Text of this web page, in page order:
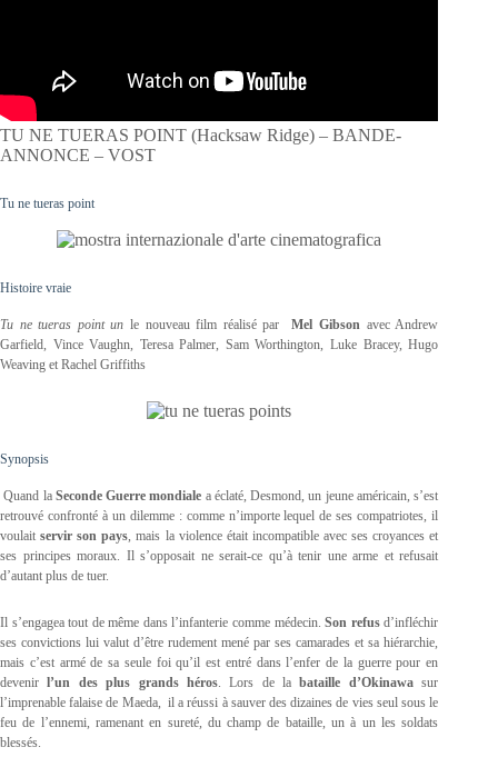
TU NE TUERAS POINT (Hacksaw Ridge) – BANDE-
ANNONCE – VOST
Tu ne tueras point
Histoire vraie
Tu ne tueras point un le nouveau film réalisé par Mel Gibson avecAndrew
Garfield, Vince Vaughn, Teresa Palmer, Sam Worthington, Luke Bracey, Hugo
Weaving et Rachel Griffiths
Synopsis
Quand la Seconde Guerre mondiale a éclaté, Desmond, un jeune américain, s’est
retrouvé confronté à un dilemme : comme n’importe lequel de ses compatriotes, il
voulaitservir son pays, mais la violence était incompatible avec ses croyances et
ses principes moraux. Il s’opposait ne serait-ce qu’à tenir une arme et refusait
d’autant plus de tuer.
Il s’engagea tout de même dans l’infanterie comme médecin.Son refusd’infléchir
ses convictions lui valut d’être rudement mené par ses camarades et sa hiérarchie,
mais c’est armé de sa seule foi qu’il est entré dans l’enfer de la guerre pour en
devenirl’un des plus grands héros. Lors de labataille d’Okinawasur
l’imprenable falaise de Maeda, il a réussi à sauver des dizaines de vies seul sous le
feu de l’ennemi, ramenant en sureté, du champ de bataille, un à un les soldats
blessés.